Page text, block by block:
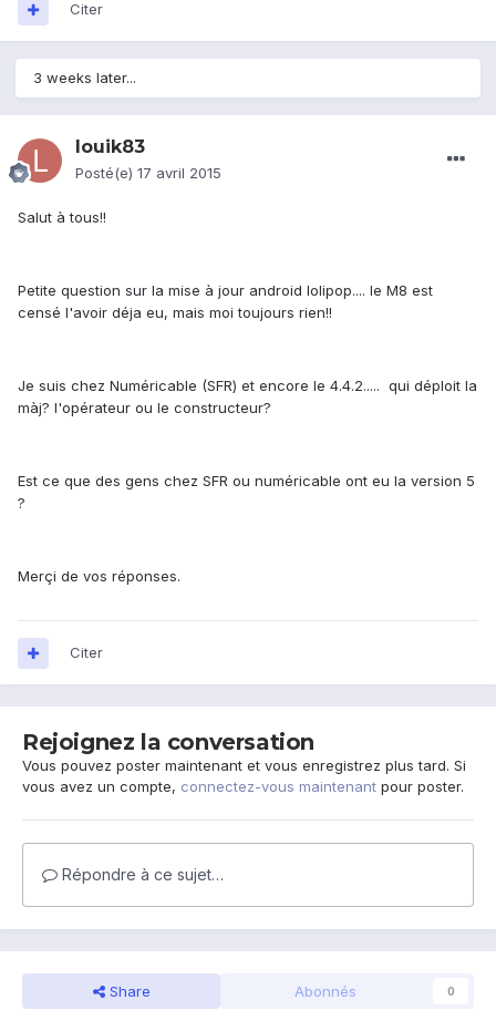
Citer
3 weeks later...
louik83
Posté(e) 17 avril 2015
Salut à tous!!
Petite question sur la mise à jour android lolipop.... le M8 est
censé l'avoir déja eu, mais moi toujours rien!!
Je suis chez Numéricable (SFR) et encore le 4.4.2..... qui déploit la
màj? l'opérateur ou le constructeur?
Est ce que des gens chez SFR ou numéricable ont eu la version 5
?
Merçi de vos réponses.
Citer
Rejoignez la conversation
Vous pouvez poster maintenant et vous enregistrez plus tard. Si
vous avez un compte, connectez-vous maintenant pour poster.
Répondre à ce sujet…
Share Abonnés 0